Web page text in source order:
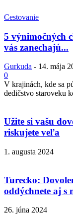
Cestovanie
5 výnimočných
vás zanechajú...
Gurkuda - 14. mája
0
V krajinách, kde sa
dedičstvo staroveku
Užite si vašu
riskujete veľa
1. augusta 2024
Turecko:
oddýchnete aj s
26. júna 2024